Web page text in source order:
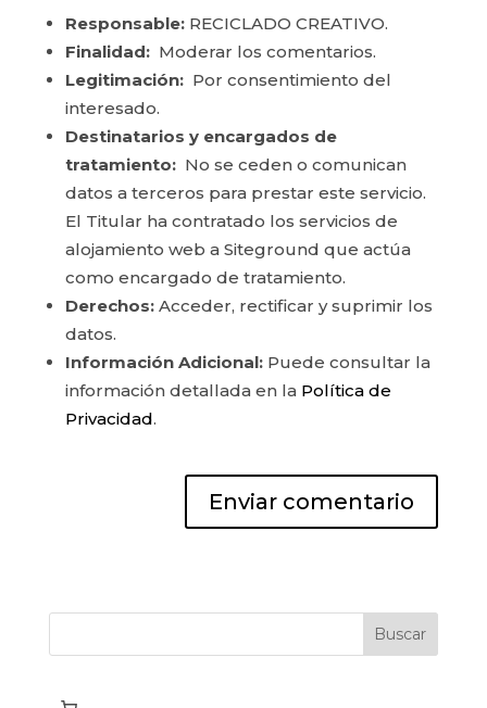
Responsable:RECICLADO CREATIVO.
Finalidad:Moderar los comentarios.
Legitimación:Por consentimiento del
interesado.
Destinatarios y encargados de
tratamiento:No se ceden o comunican
datos a terceros para prestar este servicio.
El Titular ha contratado los servicios de
alojamiento web a Siteground que actúa
como encargado de tratamiento.
Derechos:Acceder, rectificar y suprimir los
datos.
Información Adicional:Puede consultar la
información detallada en la Política de
Privacidad.